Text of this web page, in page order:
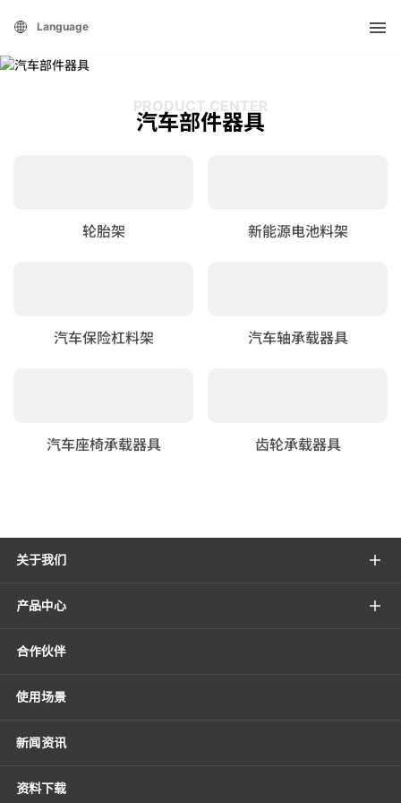
Language
PRODUCT CENTER
汽车部件器具
轮胎架 新能源电池料架
汽车保险杠料架 汽车轴承载器具
汽车座椅承载器具 齿轮承载器具
关于我们
产品中心
合作伙伴
使用场景
新闻资讯
资料下载